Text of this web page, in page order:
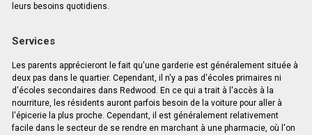
leurs besoins quotidiens.
Services
Les parents apprécieront le fait qu'une garderie est généralement située à
deux pas dans le quartier. Cependant, il n'y a pas d'écoles primaires ni
d'écoles secondaires dans Redwood. En ce qui a trait à l'accès à la
nourriture, les résidents auront parfois besoin de la voiture pour aller à
l'épicerie la plus proche. Cependant, il est généralement relativement
facile dans le secteur de se rendre en marchant à une pharmacie, où l'on